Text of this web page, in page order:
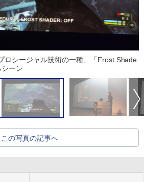
ロシージャル技術の一種、「Frost Shade
ーン
この写真の記事へ